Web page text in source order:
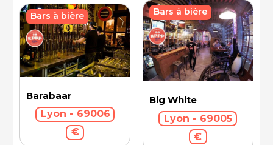
Barabaar
Lyon - 69006
€
Bars à bière
Big White
Lyon - 69005
€
Bars à bière